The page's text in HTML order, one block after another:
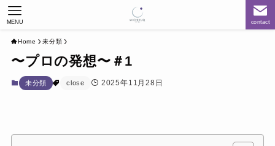
contact
MENU
Home 未分類
〜プロの発想〜＃1
未分類 close 2025年11月28日